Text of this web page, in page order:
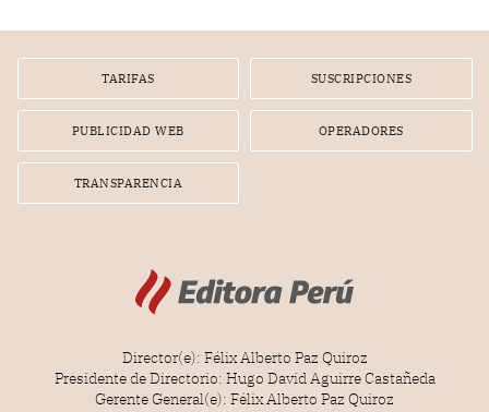
por la frustrada realización de un meet and greet con
TARIFAS SUSCRIPCIONES
PUBLICIDAD WEB OPERADORES
TRANSPARENCIA
Director(e): Félix Alberto Paz Quiroz
Presidente de Directorio: Hugo David Aguirre Castañeda
Gerente General(e): Félix Alberto Paz Quiroz